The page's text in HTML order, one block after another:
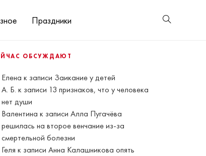
Праздники
ОБСУЖДАЮТ
Елена к записи Заикание у детей
А. Б. к записи 13 признаков, что у человека
нет души
Валентина к записиАлла Пугачёва
решилась на второе венчание из-за
смертельной болезни
Геля к записиАнна Калашникова опять